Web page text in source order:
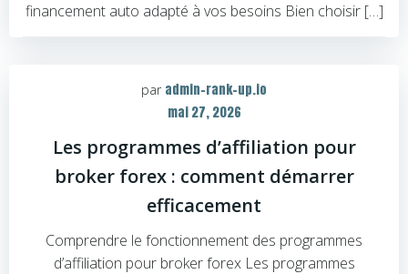
financement auto adapté à vos besoins Bien choisir […]
par admin-rank-up.io
mai 27, 2026
Les programmes d’affiliation pour
broker forex : comment démarrer
efficacement
Comprendre le fonctionnement des programmes
d’affiliation pour broker forex Les programmes